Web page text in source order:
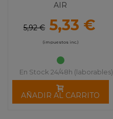
AIR
5,92 € 5,33 €
(impuestos inc.)
En Stock 24/48h (laborables)
AÑADIR AL CARRITO